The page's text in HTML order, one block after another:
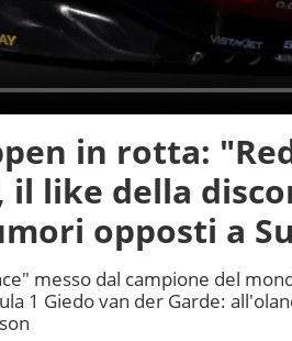
in rotta:
like della
opposti a
messo dal campione del
1 Giedo van der Garde: